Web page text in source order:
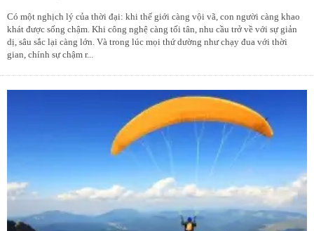
Có một nghịch lý của thời đại: khi thế giới càng vội vã, con người càng khao
khát được sống chậm. Khi công nghệ càng tối tân, nhu cầu trở về với sự giản
dị, sâu sắc lại càng lớn. Và trong lúc mọi thứ dường như chạy đua với thời
gian, chính sự chậm r...